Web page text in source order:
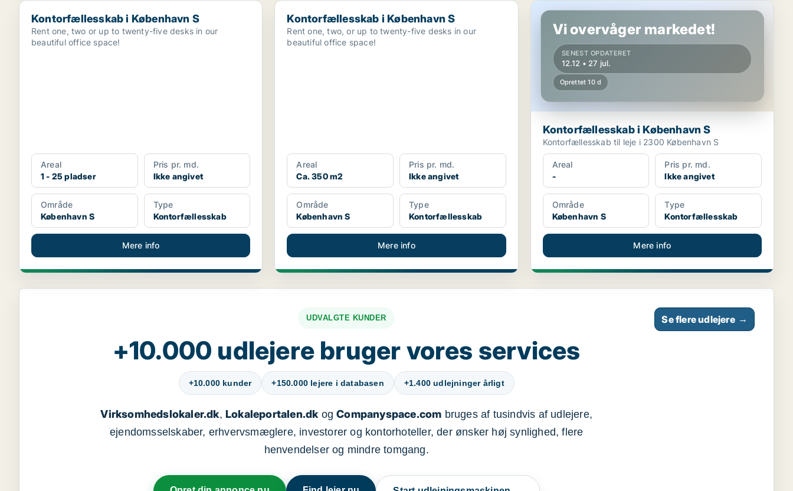
Kontorfællesskab i København S
Kontorfællesskab i København S
Rent one, two or up to twenty-five desks in our
beautiful office space!
Areal
1 - 25 pladser
Pris pr. md.
Ikke angivet
Område
København S
Type
Kontorfællesskab
Mere info
Kontorfællesskab i København S
Kontorfællesskab i København S
Rent one, two, or up to twenty-five desks in our
beautiful office space!
Areal
Ca. 350 m2
Pris pr. md.
Ikke angivet
Område
København S
Type
Kontorfællesskab
Mere info
Kontorfællesskab i København S
Vi overvåger markedet!
SENEST OPDATERET
12.12 • 27 jul.
Oprettet 10 d
Kontorfællesskab i København S
Kontorfællesskab til leje i 2300 København S
Areal
-
Pris pr. md.
Ikke angivet
Område
København S
Type
Kontorfællesskab
Mere info
UDVALGTE KUNDER
+10.000 udlejere bruger vores services
+10.000 kunder +150.000 lejere i databasen +1.400 udlejninger årligt
Virksomhedslokaler.dk, Lokaleportalen.dkogCompanyspace.com bruges af tusindvis af udlejere,
ejendomsselskaber, erhvervsmæglere, investorer og kontorhoteller, der ønsker høj synlighed, flere
henvendelser og mindre tomgang.
Se flere udlejere →